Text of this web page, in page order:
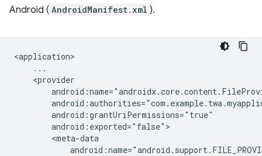
Android ( AndroidManifest.xml ).